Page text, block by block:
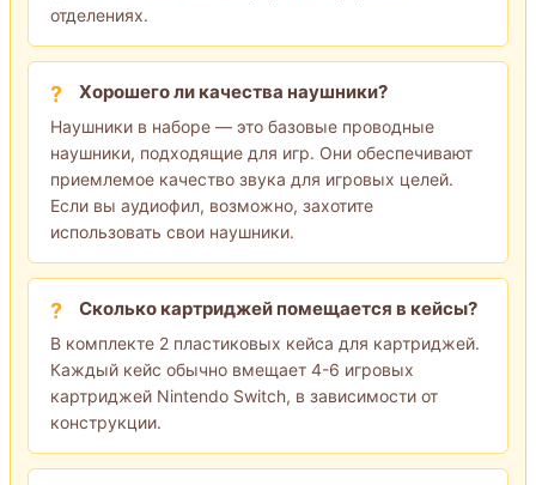
отделениях.
Хорошего ли качества наушники?
Наушники в наборе — это базовые проводные
наушники, подходящие для игр. Они обеспечивают
приемлемое качество звука для игровых целей.
Если вы аудиофил, возможно, захотите
использовать свои наушники.
Сколько картриджей помещается в кейсы?
В комплекте 2 пластиковых кейса для картриджей.
Каждый кейс обычно вмещает 4-6 игровых
картриджей Nintendo Switch, в зависимости от
конструкции.